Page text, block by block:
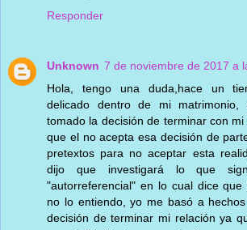
Responder
Unknown 7 de noviembre de 2017 a
Hola, tengo una duda,hace un
delicado dentro de mi matrimonio,
tomado la decisión de terminar con
que el no acepta esa decisión de
pretextos para no aceptar esta
dijo que investigará lo que
"autorreferencial" en lo cual dice
no lo entiendo, yo me basó a
decisión de terminar mi relación ya